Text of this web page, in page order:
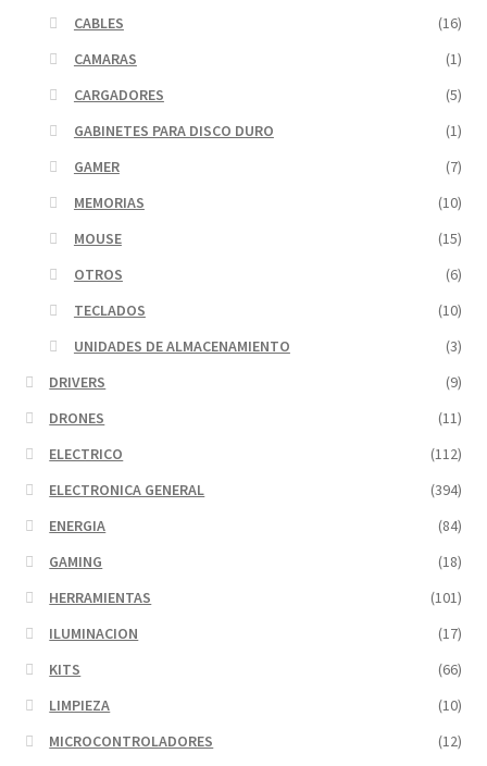
CABLES
(16)
CAMARAS
(1)
CARGADORES
(5)
GABINETES PARA DISCO DURO
(1)
GAMER
(7)
MEMORIAS
(10)
MOUSE
(15)
OTROS
(6)
TECLADOS
(10)
UNIDADES DE ALMACENAMIENTO
(3)
DRIVERS
(9)
DRONES
(11)
ELECTRICO
(112)
ELECTRONICA GENERAL
(394)
ENERGIA
(84)
GAMING
(18)
HERRAMIENTAS
(101)
ILUMINACION
(17)
KITS
(66)
LIMPIEZA
(10)
MICROCONTROLADORES
(12)